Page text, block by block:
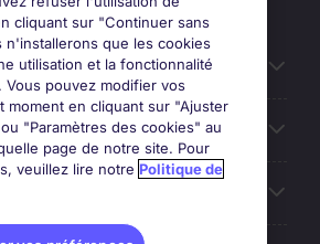
cliquant sur "Continuer sans
n'installerons que les cookies
utilisation et la fonctionnalité
pouvez modifier vos
moment en cliquant sur "Ajuster
"Paramètres des cookies" au
page de notre site. Pour
veuillez lire notre Politique de